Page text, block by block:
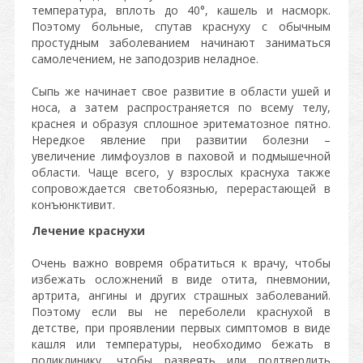
температура, вплоть до 40°, кашель и насморк.
Поэтому больные, спутав краснуху с обычным
простудным заболеванием начинают заниматься
самолечением, не заподозрив неладное.
Сыпь же начинает свое развитие в области ушей и
носа, а затем распространяется по всему телу,
краснея и образуя сплошное эритематозное пятно.
Нередкое явление при развитии болезни –
увеличение лимфоузлов в паховой и подмышечной
области. Чаще всего, у взрослых краснуха также
сопровождается светобоязнью, перерастающей в
конъюнктивит.
Лечение краснухи
Очень важно вовремя обратиться к врачу, чтобы
избежать осложнений в виде отита, пневмонии,
артрита, ангины и других страшных заболеваний.
Поэтому если вы не переболели краснухой в
детстве, при проявлении первых симптомов в виде
кашля или температуры, необходимо бежать в